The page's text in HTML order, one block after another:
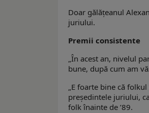
Doar gălăţeanul
juriului.
Premii consistente
„În acest an, nivelul
bune, după cum am
„E foarte bine că
preşedintele juriului,
folk înainte de ’89.